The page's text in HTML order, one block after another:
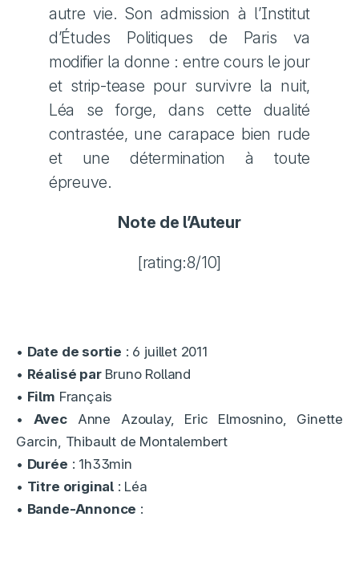
autre vie. Son admission à l’Institut
d’Études Politiques de Paris va
modifier la donne : entre cours le jour
et strip-tease pour survivre la nuit,
Léa se forge, dans cette dualité
contrastée, une carapace bien rude
et une détermination à toute
épreuve.
Note de l’Auteur
[rating:8/10]
• Date de sortie : 6 juillet 2011
• Réalisé parBruno Rolland
• Film Français
• AvecAnne Azoulay, Eric Elmosnino, Ginette
Garcin, Thibault de Montalembert
• Durée : 1h33min
• Titre original : Léa
• Bande-Annonce :